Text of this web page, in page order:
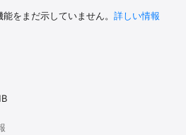
をまだ示していません。 詳しい情報